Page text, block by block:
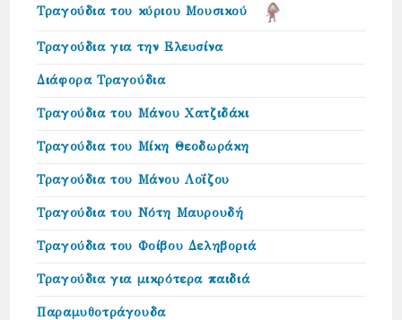
Τραγούδια του κύριου Μουσικού
Τραγούδια για την Ελευσίνα
Διάφορα Τραγούδια
Τραγούδια του Μάνου Χατζιδάκι
Τραγούδια του Μίκη Θεοδωράκη
Τραγούδια του Μάνου Λοΐζου
Τραγούδια του Νότη Μαυρουδή
Τραγούδια του Φοίβου Δεληβοριά
Τραγούδια για μικρότερα παιδιά
Παραμυθοτράγουδα